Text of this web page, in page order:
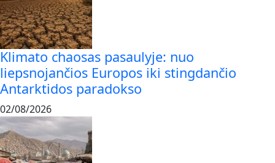
Klimato chaosas pasaulyje: nuo
liepsnojančios Europos iki stingdančio
Antarktidos paradokso
02/08/2026